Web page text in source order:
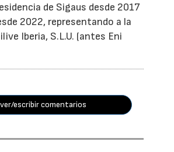
de Sigaus desde 2017
2022, representando a la
Iberia, S.L.U. (antes Eni
ver/escribir comentarios